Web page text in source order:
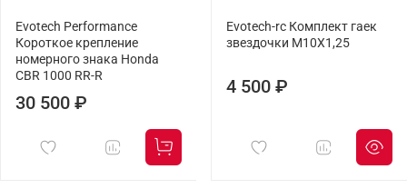
Evotech Performance
Короткое крепление
номерного знака Honda
CBR 1000 RR-R
30 500 ₽
Evotech-rc Комплект гаек
звездочки M10X1,25
4 500 ₽